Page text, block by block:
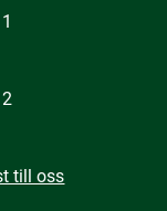
till oss